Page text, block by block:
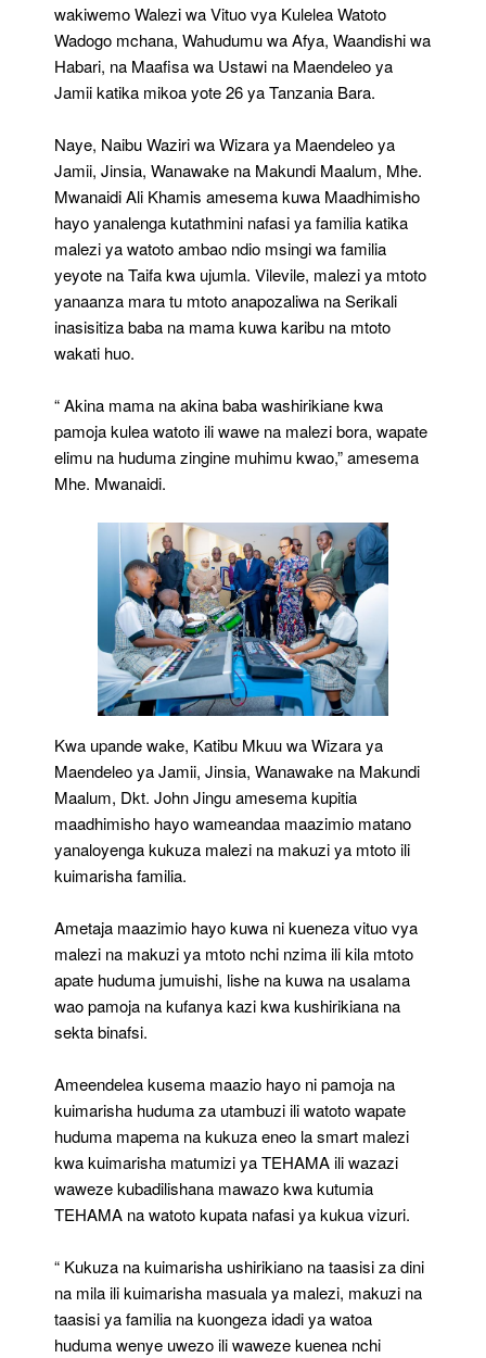
wakiwemo Walezi wa Vituo vya Kulelea Watoto
Wadogo mchana, Wahudumu wa Afya, Waandishi wa
Habari, na Maafisa wa Ustawi na Maendeleo ya
Jamii katika mikoa yote 26 ya Tanzania Bara.
Naye, Naibu Waziri wa Wizara ya Maendeleo ya
Jamii, Jinsia, Wanawake na Makundi Maalum, Mhe.
Mwanaidi Ali Khamis amesema kuwa Maadhimisho
hayo yanalenga kutathmini nafasi ya familia katika
malezi ya watoto ambao ndio msingi wa familia
yeyote na Taifa kwa ujumla. Vilevile, malezi ya mtoto
yanaanza mara tu mtoto anapozaliwa na Serikali
inasisitiza baba na mama kuwa karibu na mtoto
wakati huo.
“ Akina mama na akina baba washirikiane kwa
pamoja kulea watoto ili wawe na malezi bora, wapate
elimu na huduma zingine muhimu kwao,” amesema
Mhe. Mwanaidi.
Kwa upande wake, Katibu Mkuu wa Wizara ya
Maendeleo ya Jamii, Jinsia, Wanawake na Makundi
Maalum, Dkt. John Jingu amesema kupitia
maadhimisho hayo wameandaa maazimio matano
yanaloyenga kukuza malezi na makuzi ya mtoto ili
kuimarisha familia.
Ametaja maazimio hayo kuwa ni kueneza vituo vya
malezi na makuzi ya mtoto nchi nzima ili kila mtoto
apate huduma jumuishi, lishe na kuwa na usalama
wao pamoja na kufanya kazi kwa kushirikiana na
sekta binafsi.
Ameendelea kusema maazio hayo ni pamoja na
kuimarisha huduma za utambuzi ili watoto wapate
huduma mapema na kukuza eneo la smart malezi
kwa kuimarisha matumizi ya TEHAMA ili wazazi
waweze kubadilishana mawazo kwa kutumia
TEHAMA na watoto kupata nafasi ya kukua vizuri.
“ Kukuza na kuimarisha ushirikiano na taasisi za dini
na mila ili kuimarisha masuala ya malezi, makuzi na
taasisi ya familia na kuongeza idadi ya watoa
huduma wenye uwezo ili waweze kuenea nchi